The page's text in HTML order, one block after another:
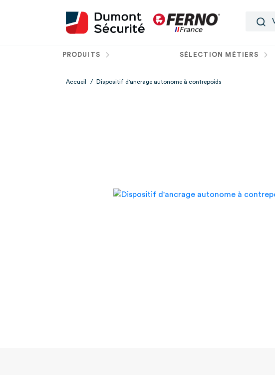
PRODUITS SÉLECTION MÉTIERS
Accueil / Dispositif d'ancrage autonome à contrepoids